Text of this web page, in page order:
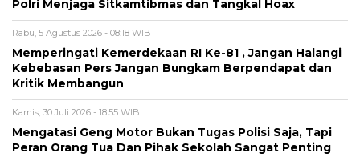
Polri Menjaga Sitkamtibmas dan Tangkal Hoax
Rabu, 5 Agustus 2026 - 08:18 WIB
Memperingati Kemerdekaan RI Ke-81 , Jangan Halangi
Kebebasan Pers Jangan Bungkam Berpendapat dan
Kritik Membangun
Kamis, 30 Juli 2026 - 18:55 WIB
Mengatasi Geng Motor Bukan Tugas Polisi Saja, Tapi
Peran Orang Tua Dan Pihak Sekolah Sangat Penting